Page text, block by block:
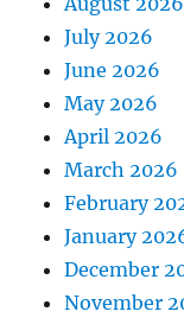
i
o
n
July 2026
June 2026
May 2026
April 2026
March 2026
February
January
December
November